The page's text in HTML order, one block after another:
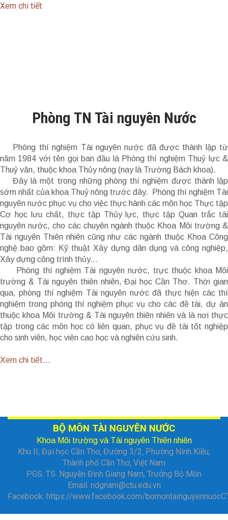
Xem chi tiết
Phòng TN Tài nguyên Nước
Phòng thí nghiệm Tài nguyên nước đã được thành lập từ
năm 1984 với tên gọi ban đầu là Phòng thí nghiệm Thuỷ lực &
Thuỷ văn, thuộc khoa Thủy nông (nay là Trường Bách khoa).
Đây là một trong những phòng thí nghiệm được thành lập
sớm nhất của khoa Thuỷ nông trước đây. Phòng thí nghiệm Tài
nguyên nước phục vụ cho việc thực hành các môn học Thực tập
Cơ học lưu chất, thực tập Thủy lực, thực tập Quan trắc tài
nguyên nước, cho các chuyên ngành thuộc Khoa Môi trường &
Tài nguyên Thiên nhiên cũng như các ngành thuộc Khoa Công
nghệ bao gồm: Kỹ thuật Xây dựng dân dụng và công nghiệp,
Xây dựng công trình thủy...
Phòng thí nghiệm Tài nguyên nước, trực thuộc khoa Môi
trường & Tài nguyên thiên nhiên, Đại học Cần Thơ. Thời gian
qua, phòng thí nghiệm Tài nguyên nước đã thực hiện các thí
nghiệm trong phòng thí nghiệm phục vụ cho các đề tài, dự án
thuộc khoa Môi trường & Tài nguyên thiên nhiên và là nơi thực
tập trong các môn học có liên quan, phục vụ đề tài tốt nghiệp
cho sinh viên, học viên cao học và nghiên cứu sinh.
Xem chi tiết...
BỘ MÔN TÀI NGUYÊN NƯỚC
Khoa Môi trường và Tài nguyên Thiên nhiên
Khu II, Đại học Cần Thơ, Đường 3/2, Phường Ninh Kiều,
Thành phố Cần Thơ, Việt Nam
PGS. TS. Nguyễn Đình Giang Nam, Trưởng Bộ Môn
Email: ndgnam@ctu.edu.vn
Facebook: https://www.facebook.com/